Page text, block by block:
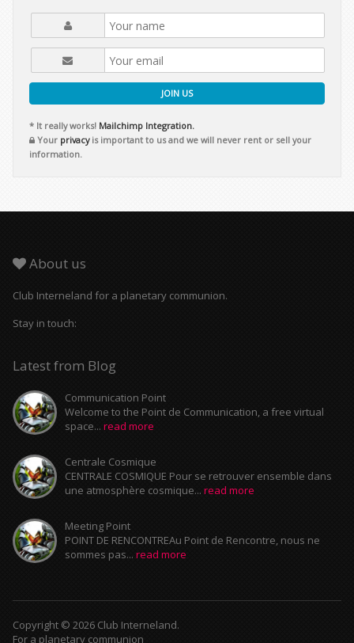
JOIN US
* It really works! Mailchimp Integration.
Your privacyis important to us and we will never rent or sell your
information.
About us
Club Interneland for a planetary communion.
Stay in touch:
Latest from Blog
Communication Point
Welcome to the Point de Communication, a free virtual
space... read more
Centrale Cosmique
CENTRALE COSMIQUE Pour se retrouver ensemble dans
une atmosphère cosmique... read more
Meeting Point
POINT DE RENCONTREAu Point de Rencontre, nous ne
sommes pas... read more
Copyright © 2026 Club Interneland.
For a planetary communion